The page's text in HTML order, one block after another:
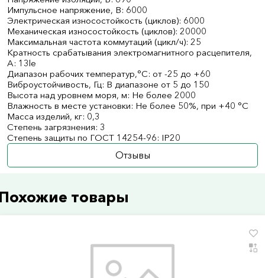
Импульсное напряжение, В: 6000
Электрическая износостойкость (циклов): 6000
Механическая износостойкость (циклов): 20000
Максимальная частота коммутаций (цикл/ч): 25
Кратность срабатывания электромагнитного расцепителя,
А: 13le
Диапазон рабочих температур,°С: от -25 до +60
Виброустойчивость, Гц: В диапазоне от 5 до 150
Высота над уровнем моря, м: Не более 2000
Влажность в месте установки: Не более 50%, при +40 °С
Масса изделий, кг: 0,3
Степень загрязнения: 3
Степень защиты по ГОСТ 14254-96: IP20
Отзывы
товары